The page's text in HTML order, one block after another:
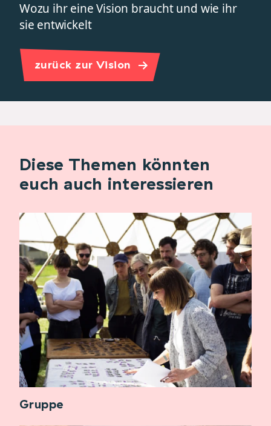
Wozu ihr eine Vision braucht und wie ihr
sie entwickelt
zurück zur Vision
Diese Themen könnten
euch auch interessieren
Gruppe